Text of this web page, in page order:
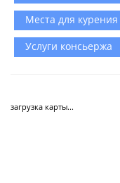
Места для курения
Услуги консьержа
загрузка карты...